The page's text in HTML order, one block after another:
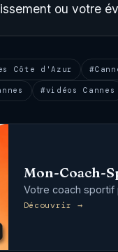
ou votre
Côte d'Azur
#vidéos Cannes
Mon-Coach-
Votre coach sportif
Découvrir →